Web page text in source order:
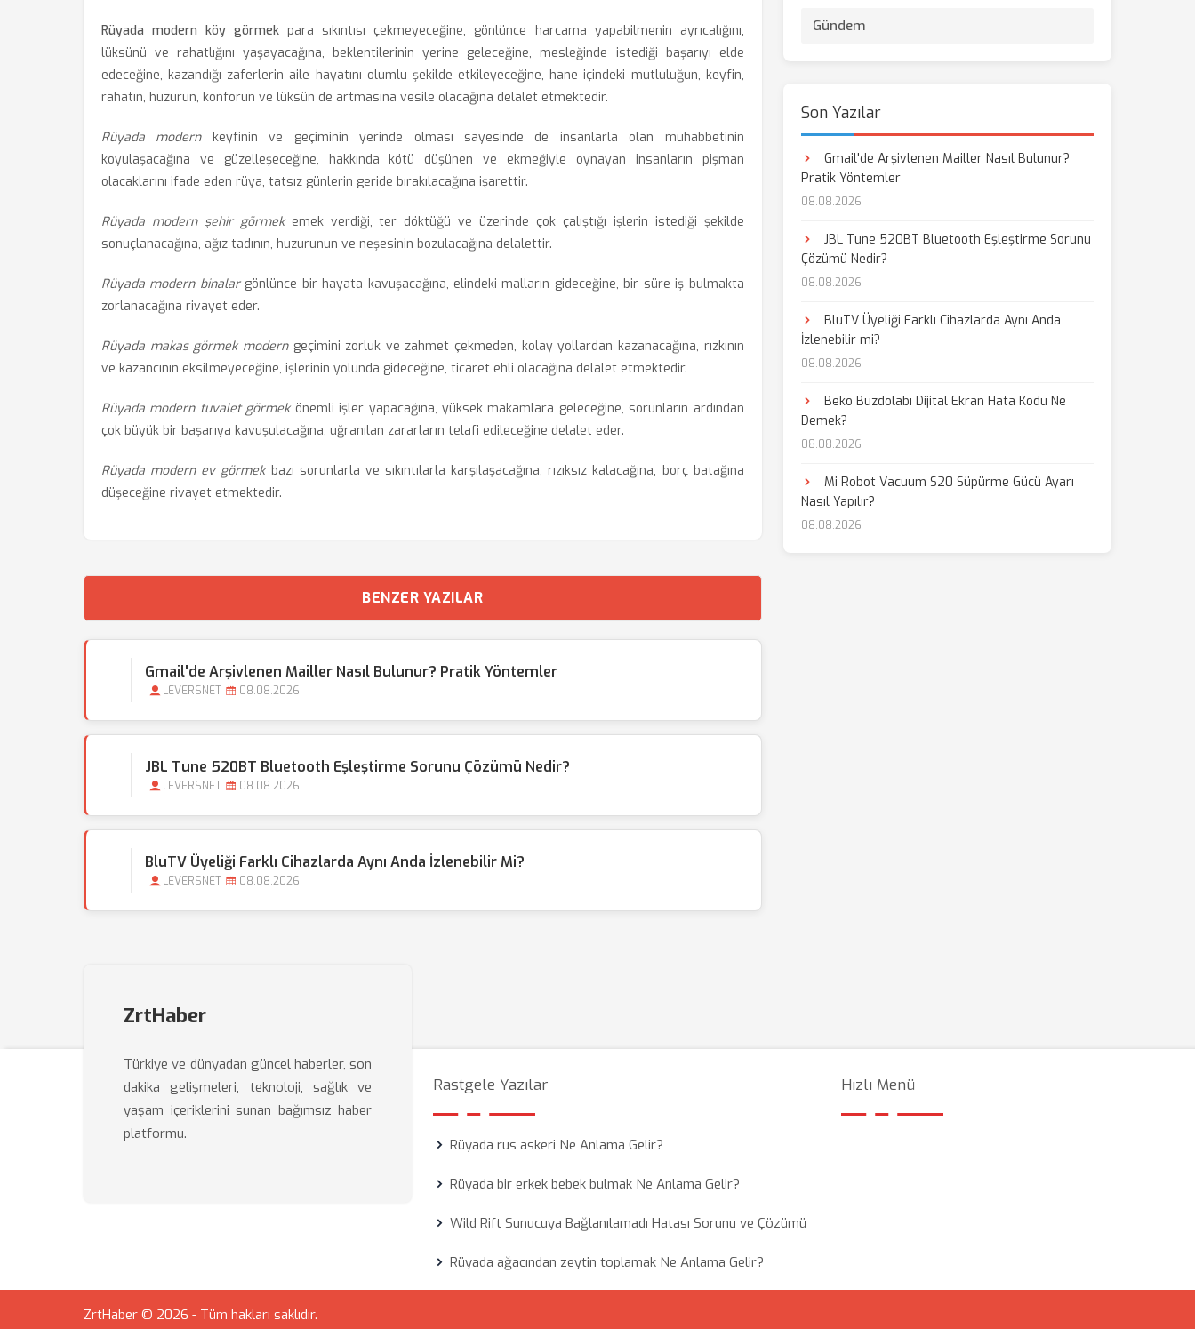
Rüyada modern köy görmek para sıkıntısı çekmeyeceğine, gönlünce harcama yapabilmenin ayrıcalığını,
lüksünü ve rahatlığını yaşayacağına, beklentilerinin yerine geleceğine, mesleğinde istediği başarıyı elde
edeceğine, kazandığı zaferlerin aile hayatını olumlu şekilde etkileyeceğine, hane içindeki mutluluğun, keyfin,
rahatın, huzurun, konforun ve lüksün de artmasına vesile olacağına delalet etmektedir.
Rüyada modernkeyfinin ve geçiminin yerinde olması sayesinde de insanlarla olan muhabbetinin
koyulaşacağına ve güzelleşeceğine, hakkında kötü düşünen ve ekmeğiyle oynayan insanların pişman
olacaklarını ifade eden rüya, tatsız günlerin geride bırakılacağına işarettir.
Rüyada modern şehir görmekemek verdiği, ter döktüğü ve üzerinde çok çalıştığı işlerin istediği şekilde
sonuçlanacağına, ağız tadının, huzurunun ve neşesinin bozulacağına delalettir.
Rüyada modern binalargönlünce bir hayata kavuşacağına, elindeki malların gideceğine, bir süre iş bulmakta
zorlanacağına rivayet eder.
Rüyada makas görmek moderngeçimini zorluk ve zahmet çekmeden, kolay yollardan kazanacağına, rızkının
ve kazancının eksilmeyeceğine, işlerinin yolunda gideceğine, ticaret ehli olacağına delalet etmektedir.
Rüyada modern tuvalet görmekönemli işler yapacağına, yüksek makamlara geleceğine, sorunların ardından
çok büyük bir başarıya kavuşulacağına, uğranılan zararların telafi edileceğine delalet eder.
Rüyada modern ev görmekbazı sorunlarla ve sıkıntılarla karşılaşacağına, rızıksız kalacağına, borç batağına
düşeceğine rivayet etmektedir.
BENZER YAZILAR
Gmail'de Arşivlenen Mailler Nasıl Bulunur? Pratik Yöntemler
LEVERSNET 08.08.2026
JBL Tune 520BT Bluetooth Eşleştirme Sorunu Çözümü Nedir?
LEVERSNET 08.08.2026
BluTV Üyeliği Farklı Cihazlarda Aynı Anda İzlenebilir Mi?
LEVERSNET 08.08.2026
Gündem
Son Yazılar
Gmail'de Arşivlenen Mailler Nasıl Bulunur?
Pratik Yöntemler
08.08.2026
JBL Tune 520BT Bluetooth Eşleştirme Sorunu
Çözümü Nedir?
08.08.2026
BluTV Üyeliği Farklı Cihazlarda Aynı Anda
İzlenebilir mi?
08.08.2026
Beko Buzdolabı Dijital Ekran Hata Kodu Ne
Demek?
08.08.2026
Mi Robot Vacuum S20 Süpürme Gücü Ayarı
Nasıl Yapılır?
08.08.2026
ZrtHaber
Türkiye ve dünyadan güncel haberler, son
dakika gelişmeleri, teknoloji, sağlık ve
yaşam içeriklerini sunan bağımsız haber
platformu.
Rastgele Yazılar
Rüyada rus askeri Ne Anlama Gelir?
Rüyada bir erkek bebek bulmak Ne Anlama Gelir?
Wild Rift Sunucuya Bağlanılamadı Hatası Sorunu ve Çözümü
Rüyada ağacından zeytin toplamak Ne Anlama Gelir?
Hızlı Menü
ZrtHaber © 2026 - Tüm hakları saklıdır.